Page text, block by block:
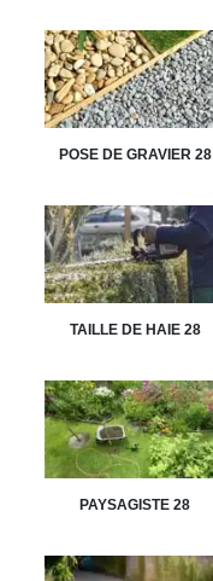
POSE DE GRAVIER 28
TAILLE DE HAIE 28
PAYSAGISTE 28